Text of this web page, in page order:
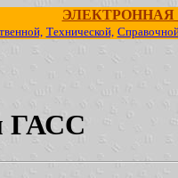
Технической,
ГАСС